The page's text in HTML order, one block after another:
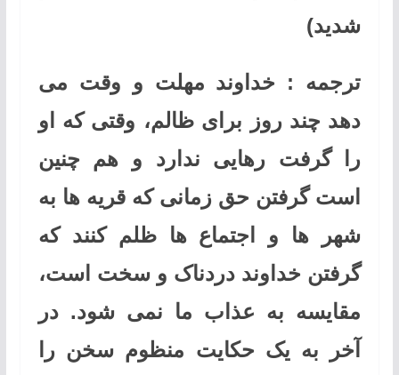
شدید)
ترجمه : خداوند مهلت و وقت می
دهد چند روز برای ظالم، وقتی که او
را گرفت رهایی ندارد و هم چنین
است گرفتن حق زمانی که قریه ها به
شهر ها و اجتماع ها ظلم کنند که
گرفتن خداوند دردناک و سخت است،
مقایسه به عذاب ما نمی شود. در
آخر به یک حکایت منظوم سخن را